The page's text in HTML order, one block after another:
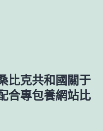
比克共和國關于
合專包養網站比